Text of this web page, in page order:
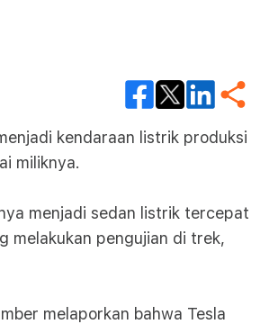
kendaraan listrik produksi
miliknya.
menjadi sedan listrik tercepat
melakukan pengujian di trek,
melaporkan bahwa Tesla